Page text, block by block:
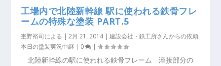
工場内で北陸新幹線 駅に使われる鉄骨フレ
ームの特殊な塗装 PART.5
杢野裕司による |2月 21, 2014|建設会社・鉄工所さんからの依頼,
本日の塗装実況中継 | 0 |
北陸新幹線の駅に使われる鉄骨フレーム 溶接部分の